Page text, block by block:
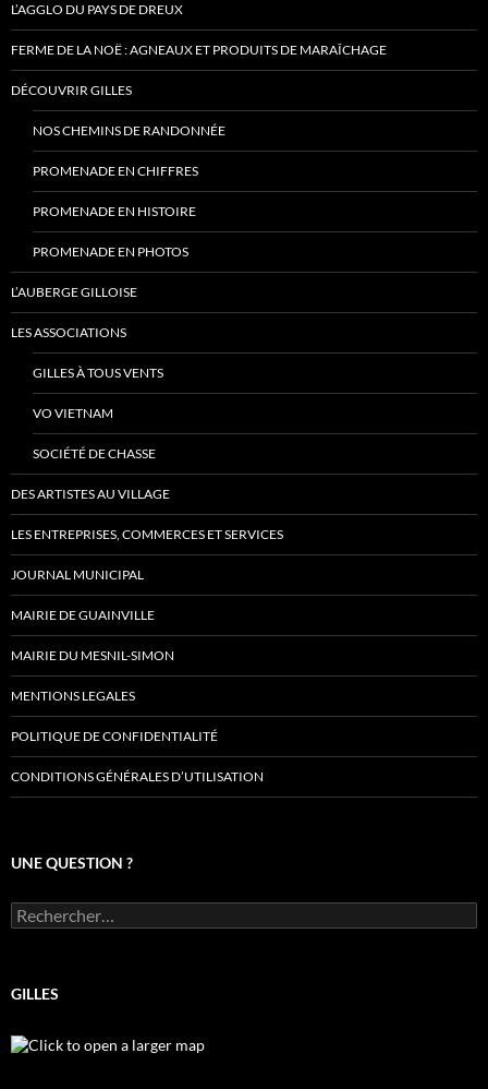
L’AGGLO DU PAYS DE DREUX
FERME DE LA NOË : AGNEAUX ET PRODUITS DE MARAÎCHAGE
DÉCOUVRIR GILLES
NOS CHEMINS DE RANDONNÉE
PROMENADE EN CHIFFRES
PROMENADE EN HISTOIRE
PROMENADE EN PHOTOS
L’AUBERGE GILLOISE
LES ASSOCIATIONS
GILLES À TOUS VENTS
VO VIETNAM
SOCIÉTÉ DE CHASSE
DES ARTISTES AU VILLAGE
LES ENTREPRISES, COMMERCES ET SERVICES
JOURNAL MUNICIPAL
MAIRIE DE GUAINVILLE
MAIRIE DU MESNIL-SIMON
MENTIONS LEGALES
POLITIQUE DE CONFIDENTIALITÉ
CONDITIONS GÉNÉRALES D’UTILISATION
UNE QUESTION ?
Rechercher :
GILLES